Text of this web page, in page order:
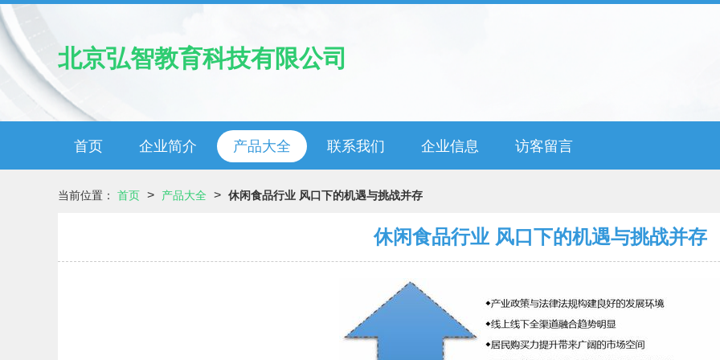
北京弘智教育科技有限公司
首页 企业简介 产品大全 联系我们 企业信息 访客留言
当前位置： 首页 > 产品大全 > 休闲食品行业 风口下的机遇与挑战并存
休闲食品行业 风口下的机遇与挑战并存